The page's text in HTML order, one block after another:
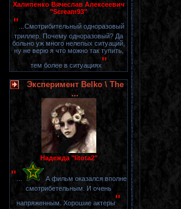
Халипенко Вячеслав Алексеевич
"Scream93"
" ...Смотрибительный одноразовый
триллер. Почему одноразовый? Да
больно уж много нелепых ситуаций,
ну не верю я что можно так тупить,
тем более в ситуациях"
Эксперимент Belko \ The
...
Надежда "litota2"
"
А фильм оказался вполне
смотрибетельным. И очень
напряженным. Хорошие актеры"